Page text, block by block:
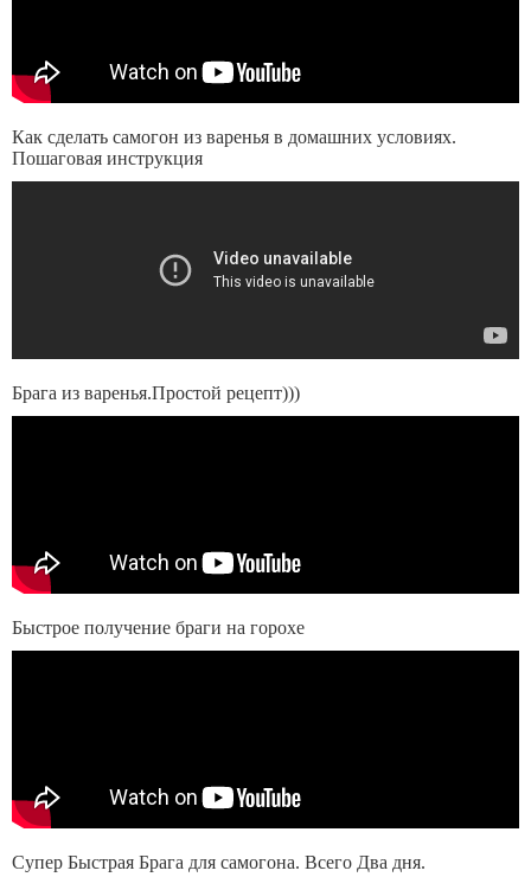
Как сделать самогон из варенья в домашних условиях.
Пошаговая инструкция
Брага из варенья.Простой рецепт)))
Быстрое получение браги на горохе
Супер Быстрая Брага для самогона. Всего Два дня.